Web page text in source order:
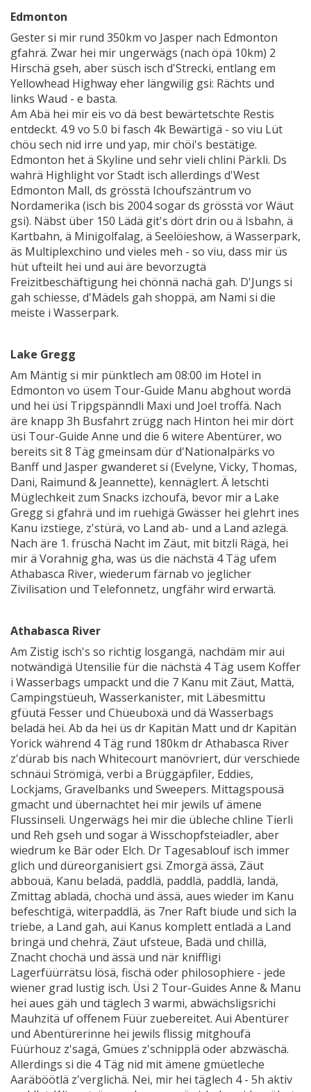
Edmonton
Gester si mir rund 350km vo Jasper nach Edmonton
gfahrä. Zwar hei mir ungerwägs (nach öpä 10km) 2
Hirschä gseh, aber süsch isch d'Strecki, entlang em
Yellowhead Highway eher längwilig gsi: Rächts und
links Waud - e basta.
Am Abä hei mir eis vo dä best bewärtetschte Restis
entdeckt. 4.9 vo 5.0 bi fasch 4k Bewärtigä - so viu Lüt
chöu sech nid irre und yap, mir chöi's bestätige.
Edmonton het ä Skyline und sehr vieli chlini Pärkli. Ds
wahrä Highlight vor Stadt isch allerdings d'West
Edmonton Mall, ds grösstä Ichoufszäntrum vo
Nordamerika (isch bis 2004 sogar ds grösstä vor Wäut
gsi). Näbst über 150 Lädä git's dört drin ou ä Isbahn, ä
Kartbahn, ä Minigolfalag, ä Seelöieshow, ä Wasserpark,
äs Multiplexchino und vieles meh - so viu, dass mir üs
hüt ufteilt hei und aui äre bevorzugtä
Freizitbeschäftigung hei chönnä nachä gah. D'Jungs si
gah schiesse, d'Mädels gah shoppä, am Nami si die
meiste i Wasserpark.
Lake Gregg
Am Mäntig si mir pünktlech am 08:00 im Hotel in
Edmonton vo üsem Tour-Guide Manu abghout wordä
und hei üsi Tripgspänndli Maxi und Joel troffä. Nach
äre knapp 3h Busfahrt zrügg nach Hinton hei mir dört
üsi Tour-Guide Anne und die 6 witere Abentürer, wo
bereits sit 8 Täg gmeinsam dür d'Nationalpärks vo
Banff und Jasper gwanderet si (Evelyne, Vicky, Thomas,
Dani, Raimund & Jeannette), kennäglert. Ä letschti
Müglechkeit zum Snacks izchoufä, bevor mir a Lake
Gregg si gfahrä und im ruehigä Gwässer hei glehrt ines
Kanu izstiege, z'stürä, vo Land ab- und a Land azlegä.
Nach äre 1. früschä Nacht im Zäut, mit bitzli Rägä, hei
mir ä Vorahnig gha, was üs die nächstä 4 Täg ufem
Athabasca River, wiederum färnab vo jeglicher
Zivilisation und Telefonnetz, ungfähr wird erwartä.
Athabasca River
Am Zistig isch's so richtig losgangä, nachdäm mir aui
notwändigä Utensilie für die nächstä 4 Täg usem Koffer
i Wasserbags umpackt und die 7 Kanu mit Zäut, Mattä,
Campingstüeuh, Wasserkanister, mit Läbesmittu
gfüutä Fesser und Chüeuboxä und dä Wasserbags
beladä hei. Ab da hei üs dr Kapitän Matt und dr Kapitän
Yorick während 4 Täg rund 180km dr Athabasca River
z'dürab bis nach Whitecourt manövriert, dür verschiede
schnäui Strömigä, verbi a Brüggäpfiler, Eddies,
Lockjams, Gravelbanks und Sweepers. Mittagspousä
gmacht und übernachtet hei mir jewils uf ämene
Flussinseli. Ungerwägs hei mir die übleche chline Tierli
und Reh gseh und sogar ä Wisschopfsteiadler, aber
wiedrum ke Bär oder Elch. Dr Tagesablouf isch immer
glich und düreorganisiert gsi. Zmorgä ässä, Zäut
abbouä, Kanu beladä, paddlä, paddlä, paddlä, landä,
Zmittag abladä, chochä und ässä, aues wieder im Kanu
befeschtigä, witerpaddlä, äs 7ner Raft biude und sich la
triebe, a Land gah, aui Kanus komplett entladä a Land
bringä und chehrä, Zäut ufsteue, Badä und chillä,
Znacht chochä und ässä und när kniffligi
Lagerfüürrätsu lösä, fischä oder philosophiere - jede
wiener grad lustig isch. Üsi 2 Tour-Guides Anne & Manu
hei aues gäh und täglech 3 warmi, abwächsligsrichi
Mauhzitä uf offenem Füür zuebereitet. Aui Abentürer
und Abentürerinne hei jewils flissig mitghoufä
Füürhouz z'sagä, Gmües z'schnipplä oder abzwäschä.
Allerdings si die 4 Täg nid mit ämene gmüetleche
Aaräböötlä z'verglichä. Nei, mir hei täglech 4 - 5h aktiv